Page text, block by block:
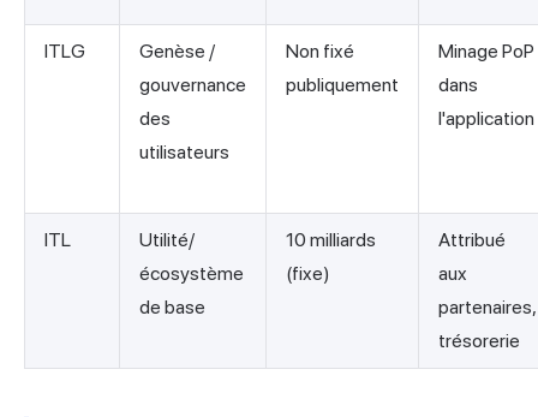
ITLG
Genèse /
gouvernance
des
utilisateurs
Non fixé
publiquement
Minage PoP
dans
l'application
ITL
Utilité/
écosystème
de base
10 milliards
(fixe)
Attribué
aux
partenaires,
trésorerie